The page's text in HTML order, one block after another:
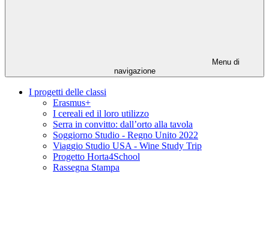
Menu di
navigazione
I progetti delle classi
Erasmus+
I cereali ed il loro utilizzo
Serra in convitto: dall’orto alla tavola
Soggiorno Studio - Regno Unito 2022
Viaggio Studio USA - Wine Study Trip
Progetto Horta4School
Rassegna Stampa